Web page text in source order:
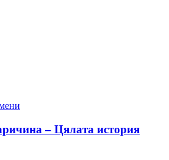
– Цялата история